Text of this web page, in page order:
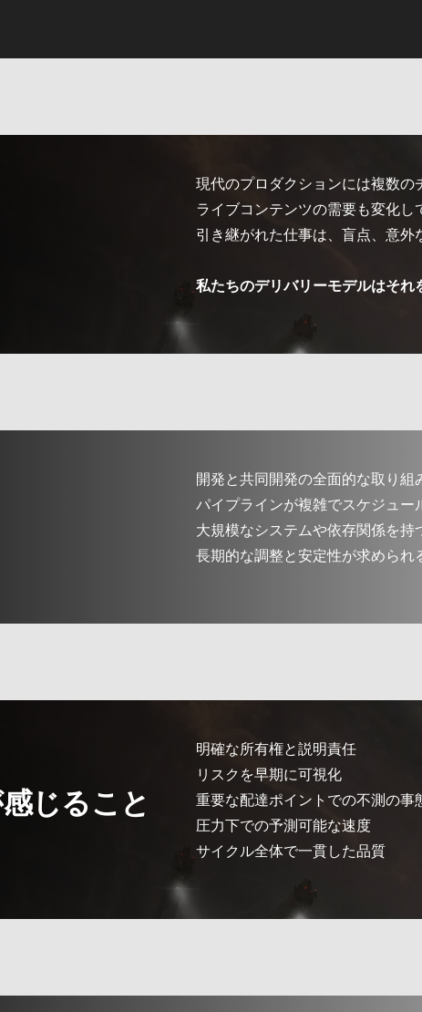
現代のプロダクションには複数の
ライブコンテンツの需要も変化し
引き継がれた仕事は、盲点、意外
私たちのデリバリーモデルはそれ
開発と共同開発の全面的な取り組
パイプラインが複雑でスケジュー
大規模なシステムや依存関係を持
長期的な調整と安定性が求められ
じること
明確な所有権と説明責任
リスクを早期に可視化
重要な配達ポイントでの不測の事
圧力下での予測可能な速度
サイクル全体で一貫した品質